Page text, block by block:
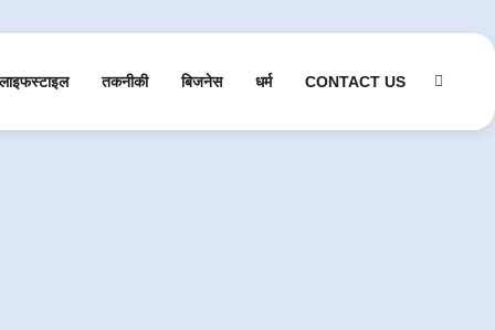
लाइफस्टाइल तकनीकी बिजनेस धर्म CONTACT US